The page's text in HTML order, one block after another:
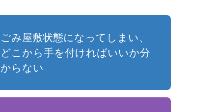
ごみ屋敷状態になってしまい、
どこから手を付ければいいか分
からない